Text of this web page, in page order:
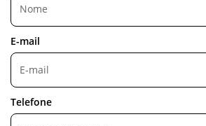
E-mail
Telefone